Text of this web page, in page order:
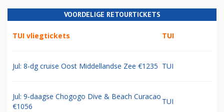
VOORDELIGE RETOURTICKETS
TUI vliegtickets TUI
Jul: 8-dg cruise Oost Middellandse Zee €1235 TUI
Jul: 9-daagse Chogogo Dive & Beach Curacao
€1056
TUI